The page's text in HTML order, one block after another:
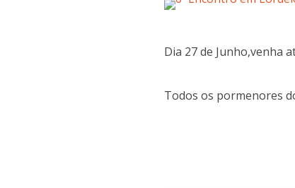
Dia 27 de Junho,venha
Todos os pormenores